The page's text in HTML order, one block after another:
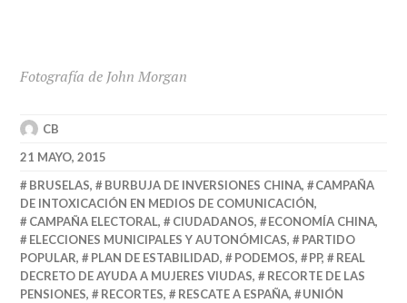
Fotografía de John Morgan
CB
21 MAYO, 2015
BRUSELAS, BURBUJA DE INVERSIONES CHINA,
CAMPAÑA
DE INTOXICACIÓN EN MEDIOS DE COMUNICACIÓN,
CAMPAÑA ELECTORAL, CIUDADANOS, ECONOMÍA CHINA,
ELECCIONES MUNICIPALES Y AUTONÓMICAS,
PARTIDO
POPULAR, PLAN DE ESTABILIDAD, PODEMOS, PP,
REAL
DECRETO DE AYUDA A MUJERES VIUDAS,
RECORTE DE LAS
PENSIONES, RECORTES, RESCATE A ESPAÑA,
UNIÓN